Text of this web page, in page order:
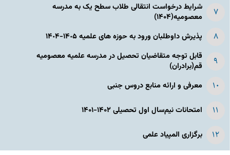
شرایط درخواست انتقالی طلاب سطح یک به مدرسه
معصومیه(۱۴۰۴)
پذیرش داوطلبان ورود به حوزه های علمیه ١۴٠۵-١۴٠۴
قابل توجه متقاضیان تحصیل در مدرسه علمیه معصومیه
قم(برادران)
معرفی و ارائه منابع دروس جنبی
امتحانات نیم‌سال اول تحصیلی ۱۴۰۲-۱۴۰۱
برگزاری المپیاد علمی